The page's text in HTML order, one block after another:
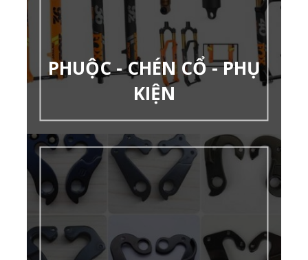
PHUỘC - CHÉN CỔ - PHỤ
KIỆN